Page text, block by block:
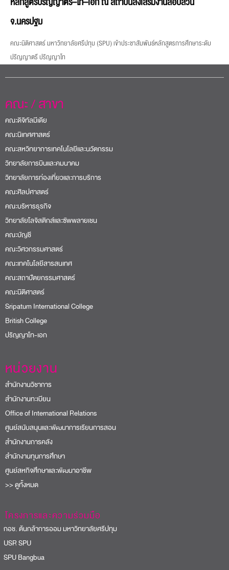
จ.นครปฐม
คณะนิติศาสตร์ มหาวิทยาลัยศรีปทุม (SPU) เข้าประชาสัมพันธ์หลักสูตรการศึกษาระดับ
ปริญญาตรี ปริญญาโท
คณะ / สาขา
คณะดิจิทัลมีเดีย
คณะนิเทศศาสตร์
คณะสหวิทยาการเทคโนโลยีและนวัตกรรม
วิทยาลัยการบินและคมนาคม
วิทยาลัยการท่องเที่ยวและการบริการ
คณะศิลปศาสตร์
คณะบริหารธุรกิจ
วิทยาลัยโลจิสติกส์และซัพพลายเชน
คณะบัญชี
คณะวิศวกรรมศาสตร์
คณะเทคโนโลยีสารสนเทศ
คณะสถาปัตยกรรมศาสตร์
คณะนิติศาสตร์
Sripatum International College
British College
ปริญญาโท-เอก
หน่วยงาน
สำนักงานวิชาการ
สำนักงานทะเบียน
Office of International Relations
ศูนย์สนับสนุนและพัฒนาการเรียนการสอน
สำนักงานการคลัง
สำนักงานทุนการศึกษา
ศูนย์สหกิจศึกษาและพัฒนาอาชีพ
>> ดูทั้งหมด
โครงการและความร่วมมือ
ช. ต้นกล้าการออม มหาวิทยาลัยศรีปทุม
SPU
Bangbua